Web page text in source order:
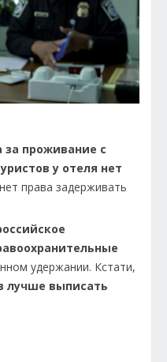
проживание с
у отеля нет
права задерживать
удержании. Кстати,
лучше выписать